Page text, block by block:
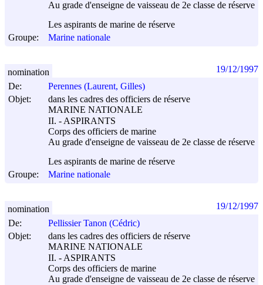
Au grade d'enseigne de vaisseau de 2e classe de réserve
Les aspirants de marine de réserve
Groupe:
Marine nationale
De:
Perennes (Laurent, Gilles)
Objet:
dans les cadres des officiers de réserve
MARINE NATIONALE
II. - ASPIRANTS
Corps des officiers de marine
Au grade d'enseigne de vaisseau de 2e classe de réserve
Les aspirants de marine de réserve
Groupe:
Marine nationale
nomination 19/12/1997
De:
Pellissier Tanon (Cédric)
Objet:
dans les cadres des officiers de réserve
MARINE NATIONALE
II. - ASPIRANTS
Corps des officiers de marine
Au grade d'enseigne de vaisseau de 2e classe de réserve
nomination 19/12/1997